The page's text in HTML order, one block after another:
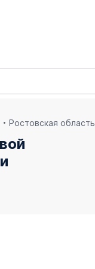
Ростовская область